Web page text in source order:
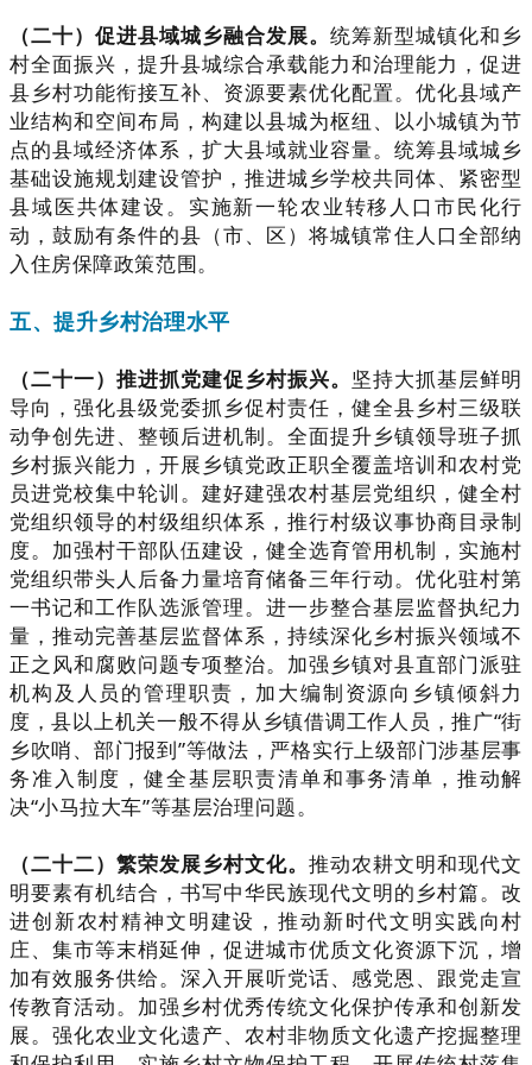
（二十）促进县域城乡融合发展。统筹新型城镇化和乡
村全面振兴，提升县城综合承载能力和治理能力，促进
县乡村功能衔接互补、资源要素优化配置。优化县域产
业结构和空间布局，构建以县城为枢纽、以小城镇为节
点的县域经济体系，扩大县域就业容量。统筹县域城乡
基础设施规划建设管护，推进城乡学校共同体、紧密型
县域医共体建设。实施新一轮农业转移人口市民化行
动，鼓励有条件的县（市、区）将城镇常住人口全部纳
入住房保障政策范围。
五、提升乡村治理水平
（二十一）推进抓党建促乡村振兴。 坚持大抓基层鲜明
导向，强化县级党委抓乡促村责任，健全县乡村三级联
动争创先进、整顿后进机制。全面提升乡镇领导班子抓
乡村振兴能力，开展乡镇党政正职全覆盖培训和农村党
员进党校集中轮训。建好建强农村基层党组织，健全村
党组织领导的村级组织体系，推行村级议事协商目录制
度。加强村干部队伍建设，健全选育管用机制，实施村
党组织带头人后备力量培育储备三年行动。优化驻村第
一书记和工作队选派管理。进一步整合基层监督执纪力
量，推动完善基层监督体系，持续深化乡村振兴领域不
正之风和腐败问题专项整治。加强乡镇对县直部门派驻
机构及人员的管理职责，加大编制资源向乡镇倾斜力
度，县以上机关一般不得从乡镇借调工作人员，推广“街
乡吹哨、部门报到”等做法，严格实行上级部门涉基层事
务准入制度，健全基层职责清单和事务清单，推动解
决“小马拉大车”等基层治理问题。
（二十二）繁荣发展乡村文化。推动农耕文明和现代文
明要素有机结合，书写中华民族现代文明的乡村篇。改
进创新农村精神文明建设，推动新时代文明实践向村
庄、集市等末梢延伸，促进城市优质文化资源下沉，增
加有效服务供给。深入开展听党话、感党恩、跟党走宣
传教育活动。加强乡村优秀传统文化保护传承和创新发
展。强化农业文化遗产、农村非物质文化遗产挖掘整理